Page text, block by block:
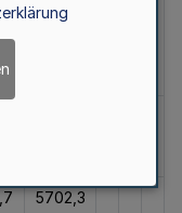
5707,4
5702,3